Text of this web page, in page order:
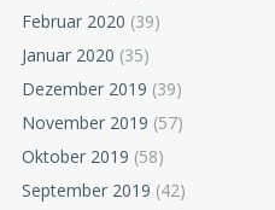
Februar 2020 (39)
Januar 2020 (35)
Dezember 2019 (39)
November 2019 (57)
Oktober 2019 (58)
September 2019 (42)